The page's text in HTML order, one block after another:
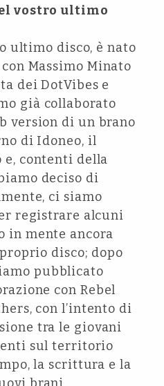
vostro ultimo
ultimo disco, è nato
Massimo Minato
dei DotVibes e
già collaborato
version di un brano
di Idoneo, il
e, contenti della
deciso di
ci siamo
registrare alcuni
in mente ancora
disco; dopo
pubblicato
con Rebel
con l’intento di
tra le giovani
sul territorio
la scrittura e la